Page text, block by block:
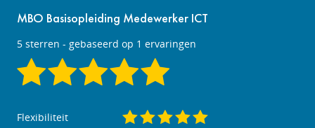
MBO Basisopleiding Medewerker ICT
5 sterren - gebaseerd op 1 ervaringen
Flexibiliteit